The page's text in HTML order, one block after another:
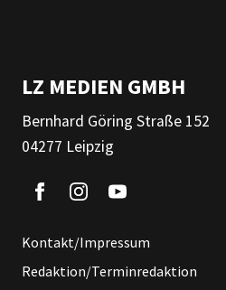
LZ MEDIEN GMBH
Bernhard Göring Straße 152
04277 Leipzig
Kontakt/Impressum
Redaktion/Terminredaktion